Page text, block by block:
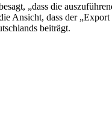
„dass die
Ansicht, dass der
beiträgt.